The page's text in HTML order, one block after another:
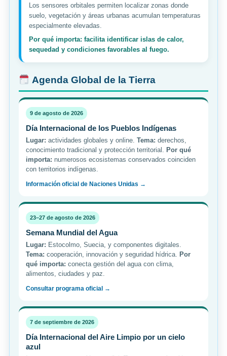
Los sensores orbitales permiten localizar zonas donde
suelo, vegetación y áreas urbanas acumulan temperaturas
especialmente elevadas.
Por qué importa: facilita identificar islas de calor,
sequedad y condiciones favorables al fuego.
Agenda Global de la Tierra
9 de agosto de 2026
Día Internacional de los Pueblos Indígenas
Lugar: actividades globales y online. Tema: derechos,
conocimiento tradicional y protección territorial. Por qué
importa: numerosos ecosistemas conservados coinciden
con territorios indígenas.
Información oficial de Naciones Unidas →
23–27 de agosto de 2026
Semana Mundial del Agua
Lugar: Estocolmo, Suecia, y componentes digitales.
Tema: cooperación, innovación y seguridad hídrica. Por
qué importa: conecta gestión del agua con clima,
alimentos, ciudades y paz.
Consultar programa oficial →
7 de septiembre de 2026
Día Internacional del Aire Limpio por un cielo
azul